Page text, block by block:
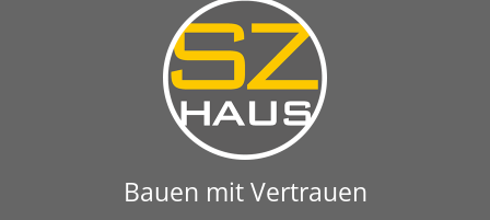
Bauen mit Vertrauen